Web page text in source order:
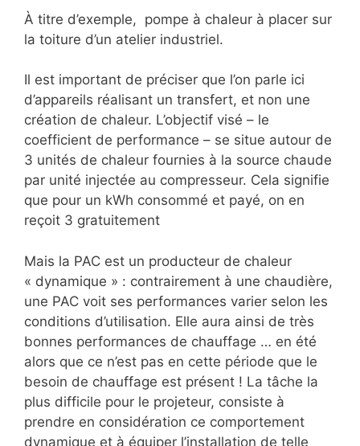
À titre d’exemple, pompe à chaleur à placer sur
la toiture d’un atelier industriel.
Il est important de préciser que l’on parle ici
d’appareils réalisant un transfert, et non une
création de chaleur. L’objectif visé – le
coefficient de performance – se situe autour de
3 unités de chaleur fournies à la source chaude
par unité injectée au compresseur. Cela signifie
que pour un kWh consommé et payé, on en
reçoit 3 gratuitement
Mais la PAC est un producteur de chaleur
« dynamique » : contrairement à une chaudière,
une PAC voit ses performances varier selon les
conditions d’utilisation. Elle aura ainsi de très
bonnes performances de chauffage … en été
alors que ce n’est pas en cette période que le
besoin de chauffage est présent ! La tâche la
plus difficile pour le projeteur, consiste à
prendre en considération ce comportement
dynamique et à équiper l’installation de telle